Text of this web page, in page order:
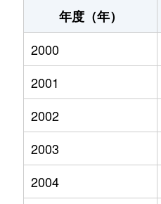
年度（年）
2000
2001
2002
2003
2004